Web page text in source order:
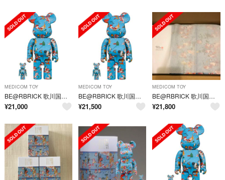
MEDICOM TOY
BE@RBRICK 歌川国芳「金魚づくし」100％ & 400％ ベアブリック
¥21,000
MEDICOM TOY
BE@RBRICK 歌川国芳「金魚づくし」100%＆400%
¥21,500
MEDICOM TOY
BE@RBRICK 歌川国芳「金魚づくし」 100% ＆ 400%
¥21,800